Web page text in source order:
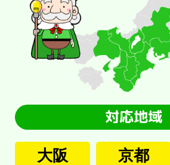
大阪 京都